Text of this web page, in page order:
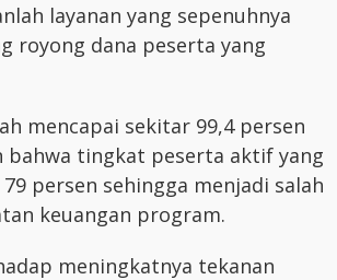
layanan yang sepenuhnya
royong dana peserta yang
mencapai sekitar 99,4 persen
bahwa tingkat peserta aktif yang
persen sehingga menjadi salah
keuangan program.
meningkatnya tekanan